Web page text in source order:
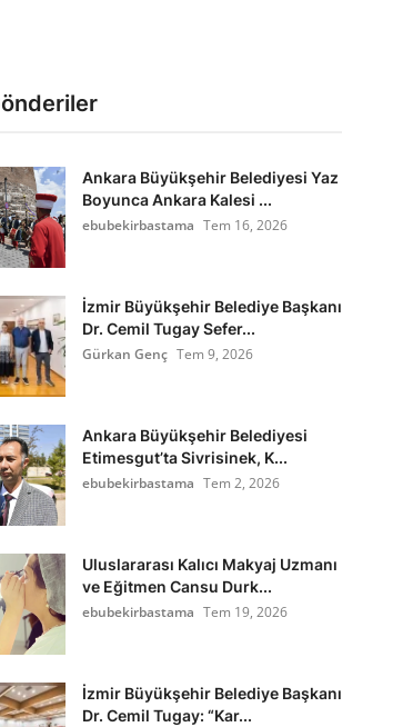
Ankara Büyükşehir Belediyesi Yaz
Boyunca Ankara Kalesi ...
ebubekirbastama Tem 16, 2026
İzmir Büyükşehir Belediye Başkanı
Dr. Cemil Tugay Sefer...
Gürkan Genç Tem 9, 2026
Ankara Büyükşehir Belediyesi
Etimesgut’ta Sivrisinek, K...
ebubekirbastama Tem 2, 2026
Uluslararası Kalıcı Makyaj Uzmanı
ve Eğitmen Cansu Durk...
ebubekirbastama Tem 19, 2026
İzmir Büyükşehir Belediye Başkanı
Dr. Cemil Tugay: “Kar...